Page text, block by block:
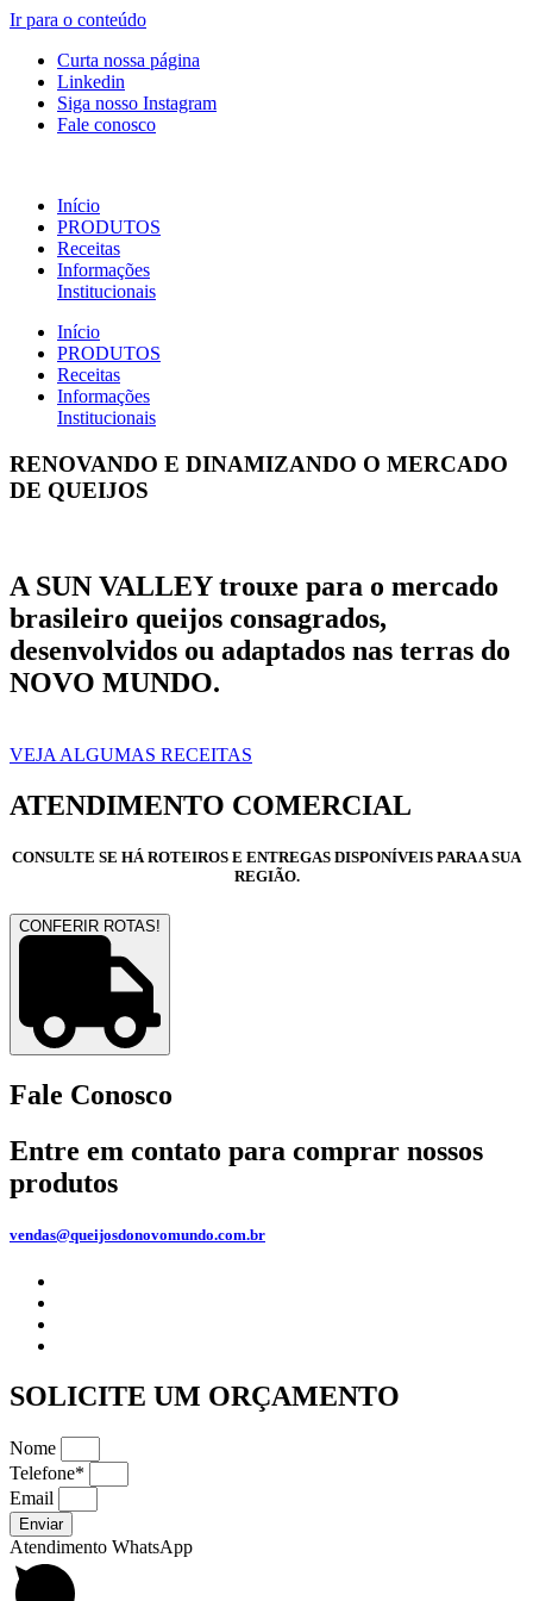
Ir para o conteúdo
Curta nossa página
Linkedin
Siga nosso Instagram
Fale conosco
Início
PRODUTOS
Receitas
Informações
Institucionais
Início
PRODUTOS
Receitas
Informações
Institucionais
RENOVANDO E DINAMIZANDO O MERCADO
DE QUEIJOS
A SUN VALLEY trouxe para o mercado
brasileiro queijos consagrados,
desenvolvidos ou adaptados nas terras do
NOVO MUNDO.
VEJA ALGUMAS RECEITAS
ATENDIMENTO COMERCIAL
CONSULTE SE HÁ ROTEIROS E ENTREGAS DISPONÍVEIS PARA A SUA
REGIÃO.
CONFERIR ROTAS!
Fale Conosco
Entre em contato para comprar nossos
produtos
vendas@queijosdonovomundo.com.br​
SOLICITE UM ORÇAMENTO
Nome
Telefone*
Email
Enviar
Atendimento WhatsApp